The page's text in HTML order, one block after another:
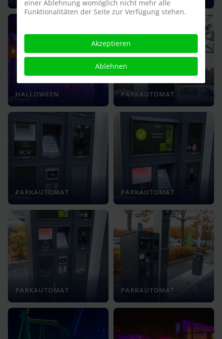
HALLOWEEN PARKAUTOMAT
PARKAUTOMAT PARKAUTOMAT
PARKAUTOMAT PARKAUTOMAT
einer Ablehnung womöglich nicht mehr alle
Funktionalitäten der Seite zur Verfügung stehen.
Akzeptieren
Ablehnen